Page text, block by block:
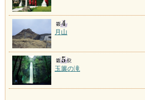
月山
玉簾の滝